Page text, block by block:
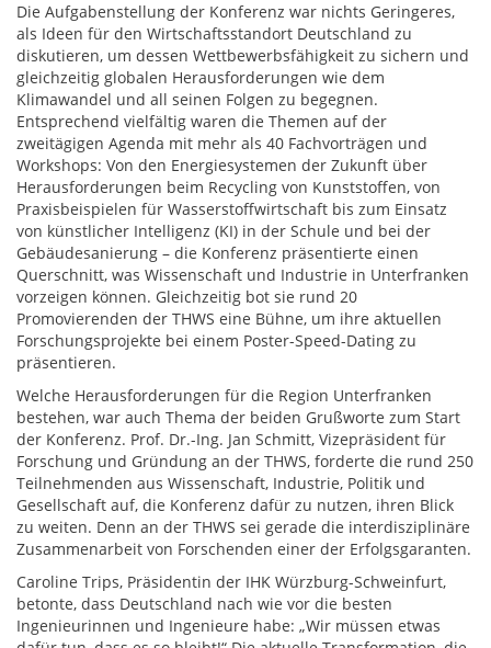
Die Aufgabenstellung der Konferenz war nichts Geringeres,
als Ideen für den Wirtschaftsstandort Deutschland zu
diskutieren, um dessen Wettbewerbsfähigkeit zu sichern und
gleichzeitig globalen Herausforderungen wie dem
Klimawandel und all seinen Folgen zu begegnen.
Entsprechend vielfältig waren die Themen auf der
zweitägigen Agenda mit mehr als 40 Fachvorträgen und
Workshops: Von den Energiesystemen der Zukunft über
Herausforderungen beim Recycling von Kunststoffen, von
Praxisbeispielen für Wasserstoffwirtschaft bis zum Einsatz
von künstlicher Intelligenz (KI) in der Schule und bei der
Gebäudesanierung – die Konferenz präsentierte einen
Querschnitt, was Wissenschaft und Industrie in Unterfranken
vorzeigen können. Gleichzeitig bot sie rund 20
Promovierenden der THWS eine Bühne, um ihre aktuellen
Forschungsprojekte bei einem Poster-Speed-Dating zu
präsentieren.
Welche Herausforderungen für die Region Unterfranken
bestehen, war auch Thema der beiden Grußworte zum Start
der Konferenz. Prof. Dr.-Ing. Jan Schmitt, Vizepräsident für
Forschung und Gründung an der THWS, forderte die rund 250
Teilnehmenden aus Wissenschaft, Industrie, Politik und
Gesellschaft auf, die Konferenz dafür zu nutzen, ihren Blick
zu weiten. Denn an der THWS sei gerade die interdisziplinäre
Zusammenarbeit von Forschenden einer der Erfolgsgaranten.
Caroline Trips, Präsidentin der IHK Würzburg-Schweinfurt,
betonte, dass Deutschland nach wie vor die besten
Ingenieurinnen und Ingenieure habe: „Wir müssen etwas